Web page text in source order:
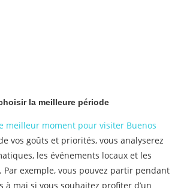
la meilleure période
meilleur moment pour visiter Buenos
vos goûts et priorités, vous analyserez
les événements locaux et les
exemple, vous pouvez partir pendant
à mai si vous souhaitez profiter d’un